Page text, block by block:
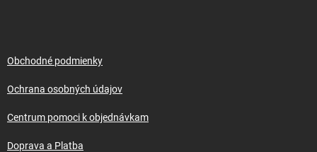
Obchodné podmienky
Ochrana osobných údajov
Centrum pomoci k objednávkam
Doprava a Platba